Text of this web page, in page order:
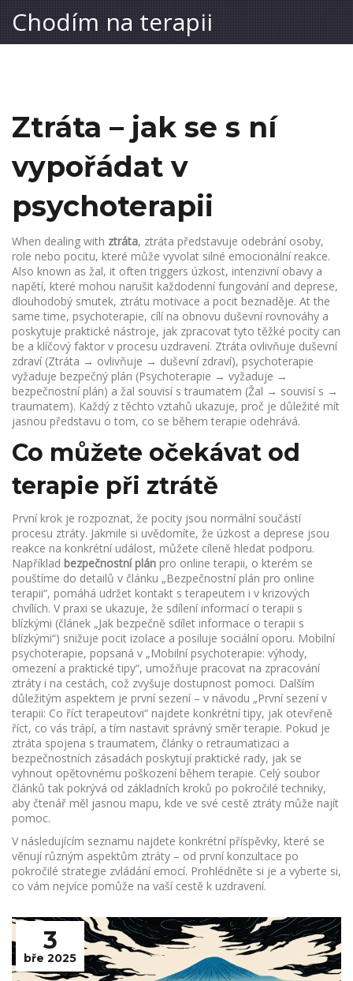
Chodím na terapii
Ztráta – jak se s ní
vypořádat v
psychoterapii
When dealing with ztráta, ztráta představuje odebrání osoby,
role nebo pocitu, které může vyvolat silné emocionální reakce.
Also known as žal, it often triggers úzkost, intenzivní obavy a
napětí, které mohou narušit každodenní fungování and deprese,
dlouhodobý smutek, ztrátu motivace a pocit beznaděje. At the
same time, psychoterapie, cílí na obnovu duševní rovnováhy a
poskytuje praktické nástroje, jak zpracovat tyto těžké pocity can
be a klíčový faktor v procesu uzdravení. Ztráta ovlivňuje duševní
zdraví (Ztráta → ovlivňuje → duševní zdraví), psychoterapie
vyžaduje bezpečný plán (Psychoterapie → vyžaduje →
bezpečnostní plán) a žal souvisí s traumatem (Žal → souvisí s →
traumatem). Každý z těchto vztahů ukazuje, proč je důležité mít
jasnou představu o tom, co se během terapie odehrává.
Co můžete očekávat od
terapie při ztrátě
První krok je rozpoznat, že pocity jsou normální součástí
procesu ztráty. Jakmile si uvědomíte, že úzkost a deprese jsou
reakce na konkrétní událost, můžete cíleně hledat podporu.
Například bezpečnostní plán pro online terapii, o kterém se
pouštíme do detailů v článku „Bezpečnostní plán pro online
terapii“, pomáhá udržet kontakt s terapeutem i v krizových
chvílích. V praxi se ukazuje, že sdílení informací o terapii s
blízkými (článek „Jak bezpečně sdílet informace o terapii s
blízkými“) snižuje pocit izolace a posiluje sociální oporu. Mobilní
psychoterapie, popsaná v „Mobilní psychoterapie: výhody,
omezení a praktické tipy“, umožňuje pracovat na zpracování
ztráty i na cestách, což zvyšuje dostupnost pomoci. Dalším
důležitým aspektem je první sezení – v návodu „První sezení v
terapii: Co říct terapeutovi“ najdete konkrétní tipy, jak otevřeně
říct, co vás trápí, a tím nastavit správný směr terapie. Pokud je
ztráta spojena s traumatem, články o retraumatizaci a
bezpečnostních zásadách poskytují praktické rady, jak se
vyhnout opětovnému poškození během terapie. Celý soubor
článků tak pokrývá od základních kroků po pokročilé techniky,
aby čtenář měl jasnou mapu, kde ve své cestě ztráty může najít
pomoc.
V následujícím seznamu najdete konkrétní příspěvky, které se
věnují různým aspektům ztráty – od první konzultace po
pokročilé strategie zvládání emocí. Prohlédněte si je a vyberte si,
co vám nejvíce pomůže na vaší cestě k uzdravení.
3
bře 2025